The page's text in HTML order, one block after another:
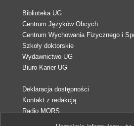
Biblioteka UG
Centrum Języków Obcych
Centrum Wychowania Fizycznego i
Szkoły doktorskie
Wydawnictwo UG
Biuro Karier UG
Deklaracja dostępności
Kontakt z redakcją
Radio MORS